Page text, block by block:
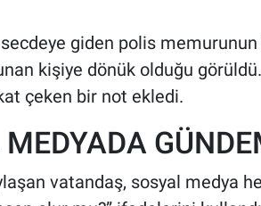
giden polis memurunun
kişiye dönük olduğu
çeken bir not ekledi.
vatandaş, sosyal medya